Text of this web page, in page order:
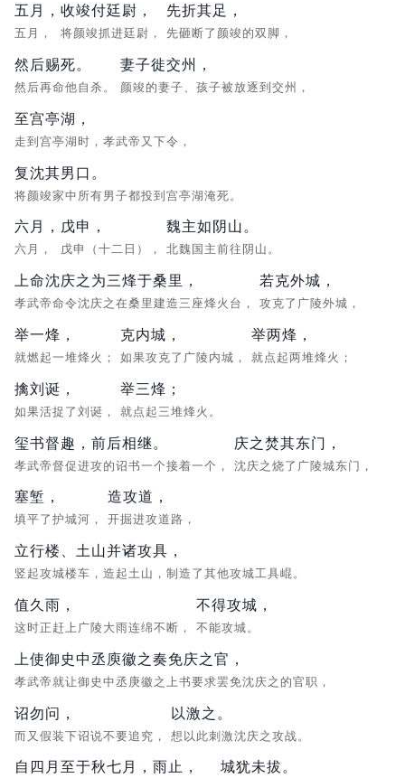
五月，
五月，
收竣付廷尉，
将颜竣抓进廷尉，
先折其足，
先砸断了颜竣的双脚，
然后赐死。
然后再命他自杀。
妻子徙交州，
颜竣的妻子、孩子被放逐到交州，
至宫亭湖，
走到宫亭湖时，孝武帝又下令，
复沈其男口。
将颜竣家中所有男子都投到宫亭湖淹死。
六月，
六月，
戊申，
戊申（十二日），
魏主如阴山。
北魏国主前往阴山。
上命沈庆之为三烽于桑里，
孝武帝命令沈庆之在桑里建造三座烽火台，
若克外城，
攻克了广陵外城，
举一烽，
就燃起一堆烽火；
克内城，
如果攻克了广陵内城，
举两烽，
就点起两堆烽火；
擒刘诞，
如果活捉了刘诞，
举三烽；
就点起三堆烽火。
玺书督趣，前后相继。
孝武帝督促进攻的诏书一个接着一个，
庆之焚其东门，
沈庆之烧了广陵城东门，
塞堑，
填平了护城河，
造攻道，
开掘进攻道路，
立行楼、土山并诸攻具，
竖起攻城楼车，造起土山，制造了其他攻城工具崐。
值久雨，
这时正赶上广陵大雨连绵不断，
不得攻城，
不能攻城。
上使御史中丞庾徽之奏免庆之官，
孝武帝就让御史中丞庚徽之上书要求罢免沈庆之的官职，
诏勿问，
而又假装下诏说不要追究，
以激之。
想以此刺激沈庆之攻战。
自四月至于秋七月， 雨止， 城犹未拔。